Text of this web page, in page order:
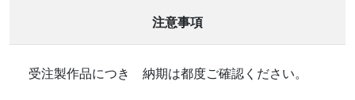
注意事項
受注製作品につき 納期は都度ご確認ください。